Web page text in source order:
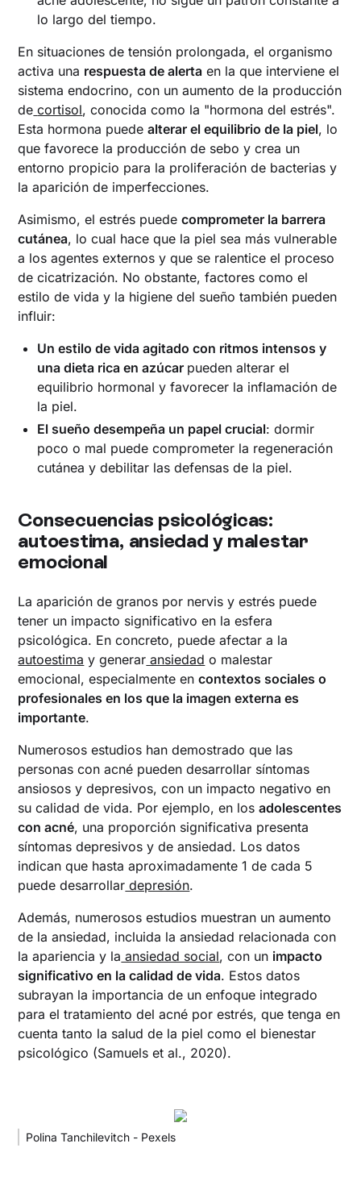
lo largo del tiempo.
En situaciones de tensión prolongada, el organismo
activa una respuesta de alerta en la que interviene el
sistema endocrino, con un aumento de la producción
de cortisol, conocida como la "hormona del estrés".
Esta hormona puedealterar el equilibrio de la piel, lo
que favorece la producción de sebo y crea un
entorno propicio para la proliferación de bacterias y
la aparición de imperfecciones.
Asimismo, el estrés puedecomprometer la barrera
cutánea, lo cual hace que la piel sea más vulnerable
a los agentes externos y que se ralentice el proceso
de cicatrización. No obstante, factores como el
estilo de vida y la higiene del sueño también pueden
influir:
Un estilo de vida agitado con ritmos intensos y
una dieta rica en azúcar pueden alterar el
equilibrio hormonal y favorecer la inflamación de
la piel.
El sueño desempeña un papel crucial: dormir
poco o mal puede comprometer la regeneración
cutánea y debilitar las defensas de la piel.
Consecuencias psicológicas:
autoestima, ansiedad y malestar
emocional
La aparición de granos por nervis y estrés puede
tener un impacto significativo en la esfera
psicológica. En concreto, puede afectar a la
autoestima y generar ansiedad o malestar
emocional, especialmente encontextos sociales o
profesionales en los que la imagen externa es
importante.
Numerosos estudios han demostrado que las
personas con acné pueden desarrollar síntomas
ansiosos y depresivos, con un impacto negativo en
su calidad de vida. Por ejemplo, en losadolescentes
con acné, una proporción significativa presenta
síntomas depresivos y de ansiedad. Los datos
indican que hasta aproximadamente 1 de cada 5
puede desarrollar depresión.
Además, numerosos estudios muestran un aumento
de la ansiedad, incluida la ansiedad relacionada con
la apariencia y la ansiedad social, con un impacto
significativo en la calidad de vida. Estos datos
subrayan la importancia de un enfoque integrado
para el tratamiento del acné por estrés, que tenga en
cuenta tanto la salud de la piel como el bienestar
psicológico (Samuels et al., 2020).
Polina Tanchilevitch - Pexels